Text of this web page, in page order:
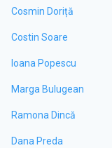
Cosmin Doriță
Costin Soare
Ioana Popescu
Marga Bulugean
Ramona Dincă
Dana Preda